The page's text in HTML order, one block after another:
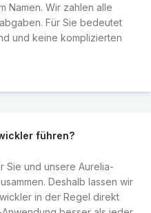
Namen. Wir zahlen alle
Für Sie bedeutet
und keine komplizierten
führen?
Sie und unsere Aurelia-
Deshalb lassen wir
in der Regel direkt